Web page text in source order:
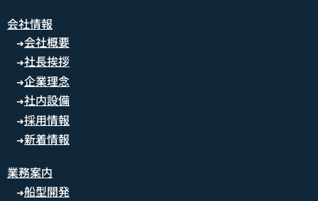
会社情報
➜会社概要
➜社長挨拶
➜企業理念
➜社内設備
➜採用情報
➜新着情報
業務案内
➜船型開発